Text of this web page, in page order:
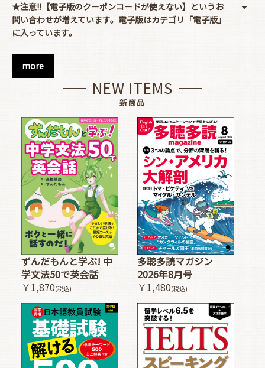
★注意!!【電子版のクーポンコードが使えない】というお
問い合わせが増えています。電子版はカテゴリ「電子版」
に入っています。
more
NEW ITEMS
新商品
ずんだもんと学ぶ! 中
学文法50で英会話
￥1,870(税込)
多聴多読マガジン
2026年8月号
￥1,480(税込)